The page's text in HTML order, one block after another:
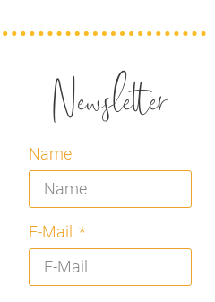
Newsletter
Name
E-Mail